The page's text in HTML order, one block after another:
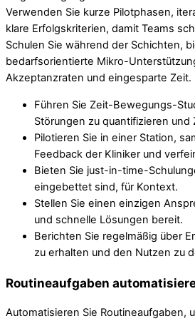
Verwenden Sie kurze Pilotphasen,
klare Erfolgskriterien, damit Teams
Schulen Sie während der Schichten,
bedarfsorientierte Mikro-
Akzeptanzraten und eingesparte Zeit.
Führen Sie Zeit-Bewegungs-
Störungen zu quantifizieren und
Pilotieren Sie in einer Station,
Feedback der Kliniker und
Bieten Sie just-in-time-
eingebettet sind, für Kontext.
Stellen Sie einen einzigen
und schnelle Lösungen bereit.
Berichten Sie regelmäßig über
zu erhalten und den Nutzen zu
Routineaufgaben
Automatisieren Sie Routineaufgaben,